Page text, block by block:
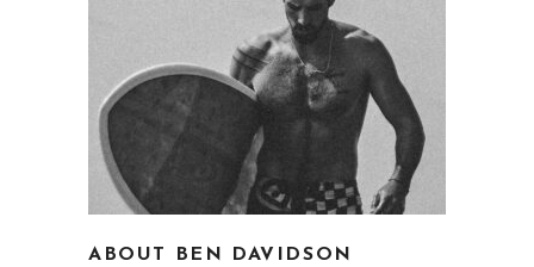
ABOUT BEN DAVIDSON